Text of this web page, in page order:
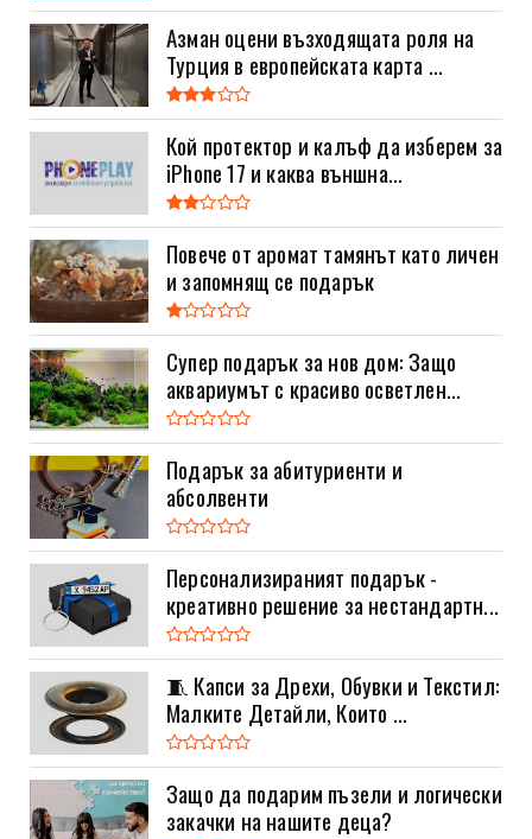
Азман оцени възходящата роля на
Турция в европейската карта ...
Кой протектор и калъф да изберем за
iPhone 17 и каква външна...
Повече от аромат тамянът като личен
и запомнящ се подарък
Супер подарък за нов дом: Защо
аквариумът с красиво осветлен...
Подарък за абитуриенти и
абсолвенти
Персонализираният подарък -
креативно решение за нестандартн...
🧵 Капси за Дрехи, Обувки и Текстил:
Малките Детайли, Които ...
Защо да подарим пъзели и логически
закачки на нашите деца?